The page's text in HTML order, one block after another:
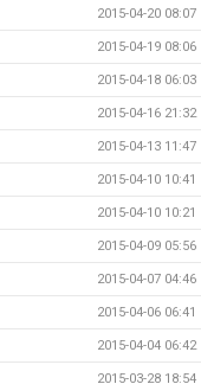
2015-04-20 08:07
2015-04-19 08:06
2015-04-18 06:03
2015-04-16 21:32
2015-04-13 11:47
2015-04-10 10:41
2015-04-10 10:21
2015-04-09 05:56
2015-04-07 04:46
2015-04-06 06:41
2015-04-04 06:42
2015-03-28 18:54